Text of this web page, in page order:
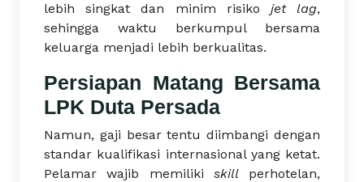
lebih singkat dan minim risiko jet lag,
sehingga waktu berkumpul bersama
keluarga menjadi lebih berkualitas.
Persiapan Matang Bersama
LPK Duta Persada
Namun, gaji besar tentu diimbangi dengan
standar kualifikasi internasional yang ketat.
Pelamar wajib memiliki skillperhotelan,